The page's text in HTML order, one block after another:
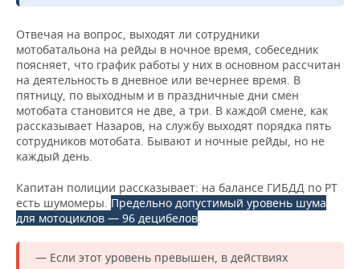
Отвечая на вопрос, выходят ли сотрудники
мотобатальона на рейды в ночное время, собеседник
поясняет, что график работы у них в основном рассчитан
на деятельность в дневное или вечернее время. В
пятницу, по выходным и в праздничные дни смен
мотобата становится не две, а три. В каждой смене, как
рассказывает Назаров, на службу выходят порядка пять
сотрудников мотобата. Бывают и ночные рейды, но не
каждый день.
Капитан полиции рассказывает: на балансе ГИБДД по РТ
есть шумомеры. Предельно допустимый уровень шума
для мотоциклов — 96 децибелов.
— Если этот уровень превышен, в действиях